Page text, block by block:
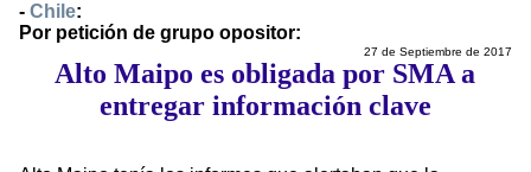
- Chile:
Por petición de grupo opositor:
27 de Septiembre de 2017
Alto Maipo es obligada por SMA a
entregar información clave